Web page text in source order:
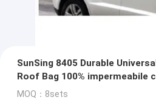
SunSing 8405 Durable
Roof Bag 100% impermeabile
personalizzato
MOQ：8sets